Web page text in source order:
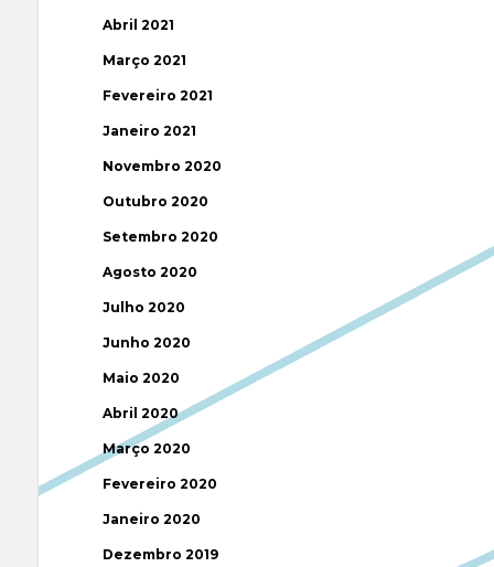
Abril 2021
Março 2021
Fevereiro 2021
Janeiro 2021
Novembro 2020
Outubro 2020
Setembro 2020
Agosto 2020
Julho 2020
Junho 2020
Maio 2020
Abril 2020
Março 2020
Fevereiro 2020
Janeiro 2020
Dezembro 2019